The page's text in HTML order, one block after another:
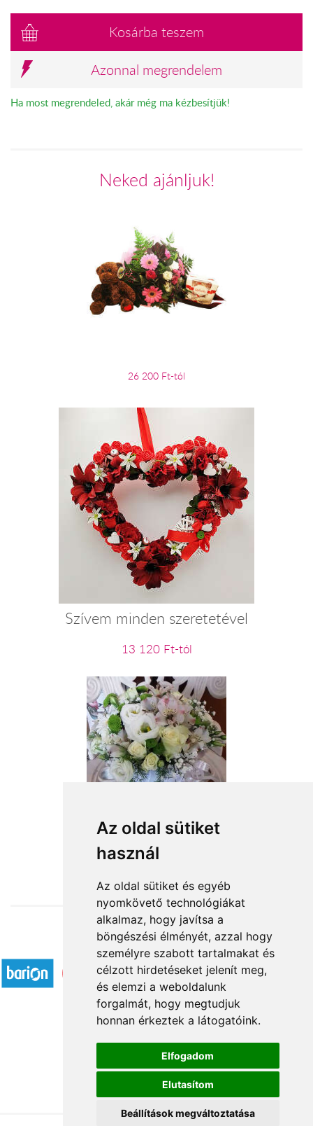
Az oldal sütiket
használ
Az oldal sütiket és egyéb
nyomkövető technológiákat
alkalmaz, hogy javítsa a
böngészési élményét, azzal hogy
személyre szabott tartalmakat és
célzott hirdetéseket jelenít meg,
és elemzi a weboldalunk
forgalmát, hogy megtudjuk
honnan érkeztek a látogatóink.
Elfogadom
Elutasítom
Beállítások megváltoztatása
Kosárba teszem
Azonnal megrendelem
Ha most megrendeled, akár még ma kézbesítjük!
Neked ajánljuk!
26 200 Ft-tól
Szívem minden szeretetével
13 120 Ft-tól
Végtelen elegancia
25 200 Ft-tól
Elfogadott fizetési módok
Á.SZ.F.
Impresszum
Adatkezelési tájékoztató